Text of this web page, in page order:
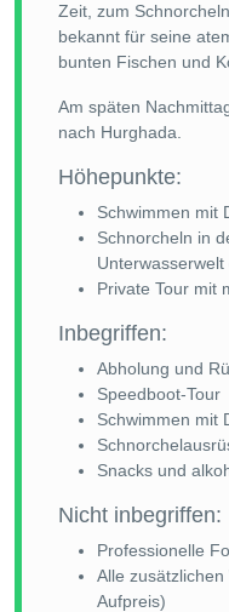
Zeit, zum
bekannt für seine
bunten Fischen und
Am späten
nach Hurghada.
Höhepunkte:
Schwimmen mit
Schnorcheln in
Private Tour mit
Inbegriffen:
Abholung und
Speedboot-Tour
Schwimmen mit
Snacks und
Nicht inbegriffen:
Professionelle
Alle
Aufpreis)